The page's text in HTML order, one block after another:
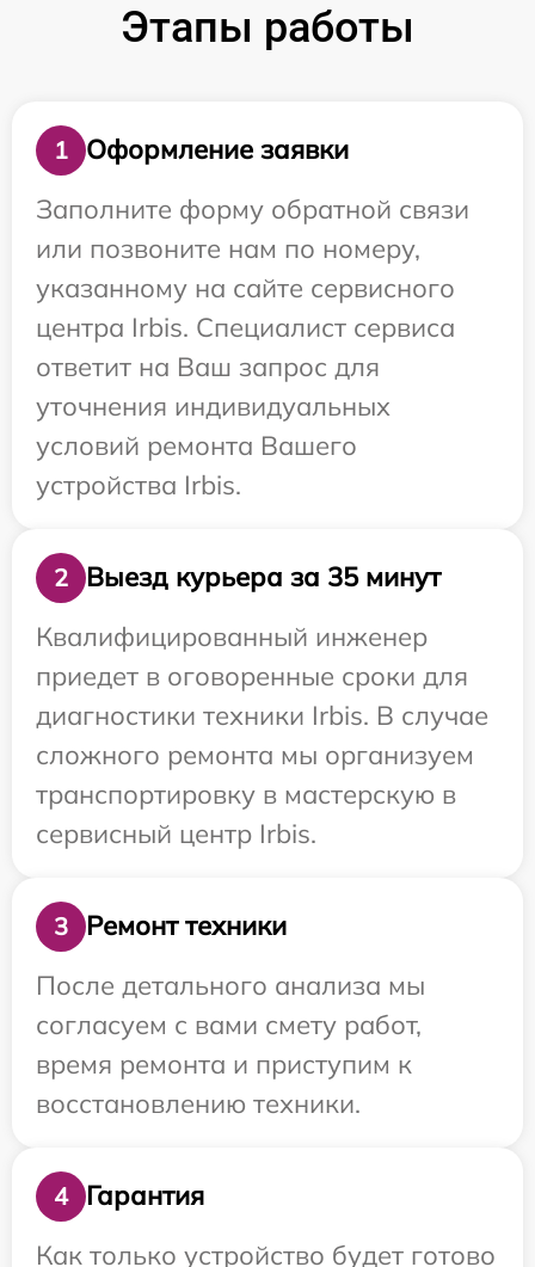
Этапы работы
1
Оформление заявки
Заполните форму обратной связи
или позвоните нам по номеру,
указанному на сайте сервисного
центра Irbis. Специалист сервиса
ответит на Ваш запрос для
уточнения индивидуальных
условий ремонта Вашего
устройства Irbis.
2
Выезд курьера за 35 минут
Квалифицированный инженер
приедет в оговоренные сроки для
диагностики техники Irbis. В случае
сложного ремонта мы организуем
транспортировку в мастерскую в
сервисный центр Irbis.
3
Ремонт техники
После детального анализа мы
согласуем с вами смету работ,
время ремонта и приступим к
восстановлению техники.
4
Гарантия
Как только устройство будет готово